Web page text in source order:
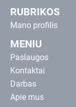
RUBRIKOS
Mano profilis
MENIU
Paslaugos
Kontaktai
Darbas
Apie mus